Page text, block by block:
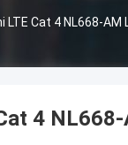
LTE Cat 4 NL668-
4